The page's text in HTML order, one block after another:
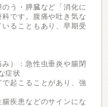
う・膵臓など「消化に
です。腹痛や吐き気な
ることもあり、早期受
）：急性虫垂炎や腸閉
症状
起こることがあり、強
疾患などのサインにな